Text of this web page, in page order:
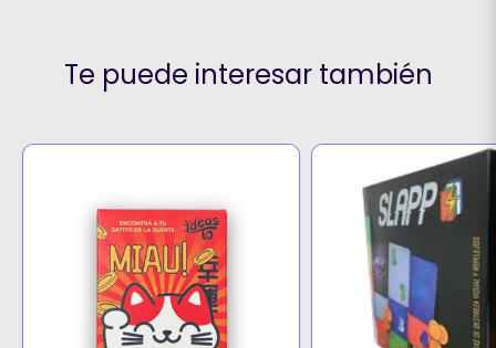
Te puede interesar también